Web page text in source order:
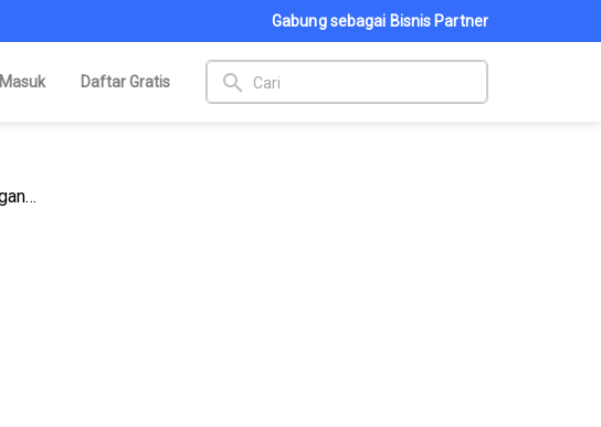
Gabung sebagai Bisnis Partner
Masuk Daftar Gratis search
Baterai Laptop Cepat Habis? Saatnya Cek Kesehatannya dengan Cara Ini